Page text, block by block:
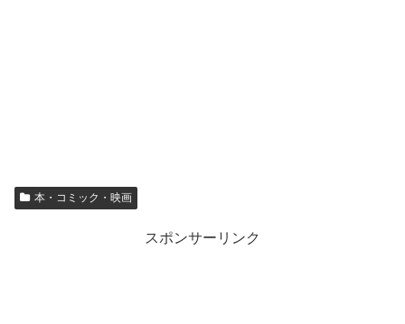
本・コミック・映画
スポンサーリンク